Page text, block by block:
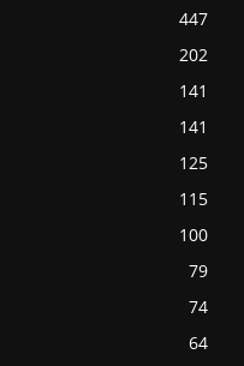
447
202
141
141
125
115
100
79
74
64